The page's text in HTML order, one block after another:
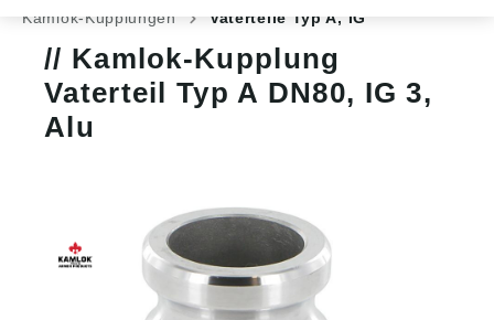
Kamlok-Kupplungen
Vaterteile Typ A, IG
Kamlok-Kupplung
Vaterteil Typ A DN80, IG 3,
Alu